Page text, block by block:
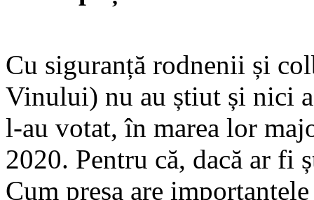
Cu siguranță rodnenii și
Vinului) nu au știut și nici
l-au votat, în marea lor
2020. Pentru că, dacă ar
Cum presa are